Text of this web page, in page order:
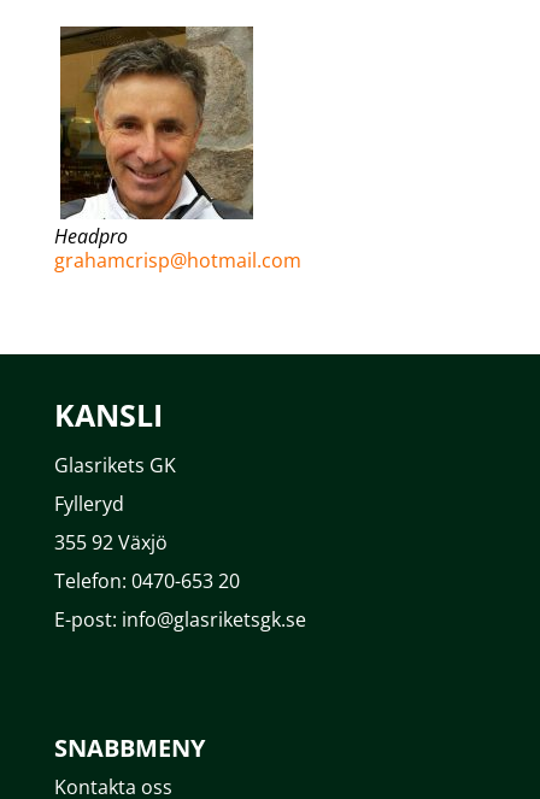
Headpro
grahamcrisp@hotmail.com
KANSLI
Glasrikets GK
Fylleryd
355 92 Växjö
Telefon: 0470-653 20
E-post: info@glasriketsgk.se
SNABBMENY
Kontakta oss